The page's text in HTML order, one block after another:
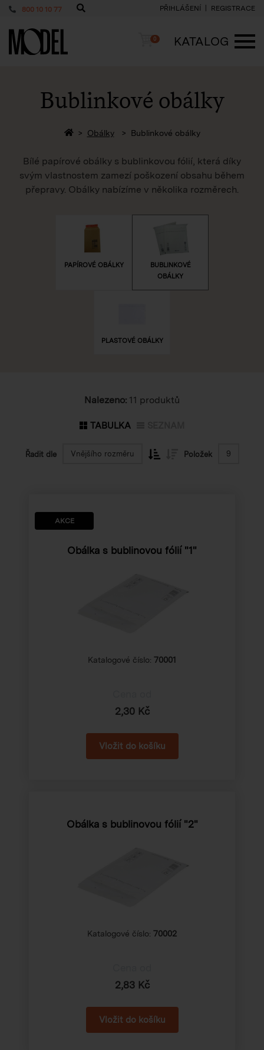
800 10 10 77 PŘIHLÁŠENÍ REGISTRACE
PackShop Košík
0
KATALOG
Bublinkové obálky
Zpět na homepage
Obálky Bublinkové obálky
Bílé papírové obálky s bublinkovou fólií, která díky
svým vlastnostem zamezí poškození obsahu během
přepravy. Obálky nabízíme v několika rozměrech.
PAPÍROVÉ OBÁLKY
BUBLINKOVÉ
OBÁLKY
PLASTOVÉ OBÁLKY
Nalezeno: 11 produktů
TABULKA
Řadit dle Vnějšího rozměru Položek 9
AKCE
Obálka s bublinovou fólií "1"
Katalogové číslo: 70001
2,30 Kč
Obálka s bublinovou fólií "2"
Katalogové číslo: 70002
2,83 Kč